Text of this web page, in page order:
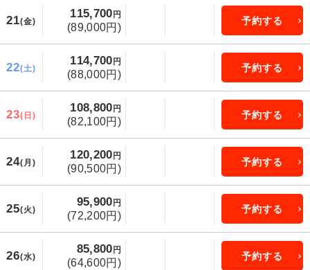
21(金)
115,700 円
(89,000円)
予約する
22(土)
114,700 円
(88,000円)
予約する
23(日)
108,800 円
(82,100円)
予約する
24(月)
120,200 円
(90,500円)
予約する
25(火)
95,900 円
(72,200円)
予約する
26(水)
85,800 円
(64,600円)
予約する